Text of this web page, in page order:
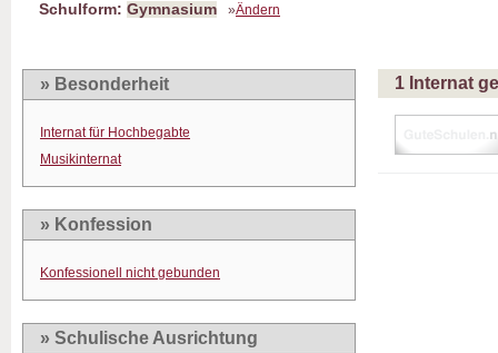
Schulform: Gymnasium »Ändern
» Besonderheit
Internat für Hochbegabte
Musikinternat
» Konfession
Konfessionell nicht gebunden
» Schulische Ausrichtung
1 Internat